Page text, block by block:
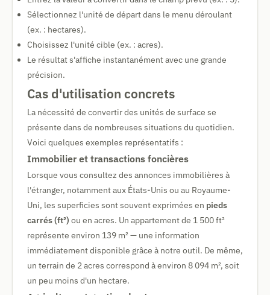
Sélectionnez l'unité de départ dans le menu déroulant
(ex. : hectares).
Choisissez l'unité cible (ex. : acres).
Le résultat s'affiche instantanément avec une grande
précision.
Cas d'utilisation concrets
La nécessité de convertir des unités de surface se
présente dans de nombreuses situations du quotidien.
Voici quelques exemples représentatifs :
Immobilier et transactions foncières
Lorsque vous consultez des annonces immobilières à
l'étranger, notamment aux États-Unis ou au Royaume-
Uni, les superficies sont souvent exprimées en pieds
carrés (ft²) ou en acres. Un appartement de 1 500 ft²
représente environ 139 m² — une information
immédiatement disponible grâce à notre outil. De même,
un terrain de 2 acres correspond à environ 8 094 m², soit
un peu moins d'un hectare.